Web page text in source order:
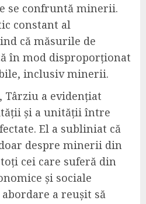
se confruntă minerii.
constant al
că măsurile de
în mod disproporționat
inclusiv minerii.
a evidențiat
și a unității între
El a subliniat că
despre minerii din
cei care suferă din
și sociale
a reușit să